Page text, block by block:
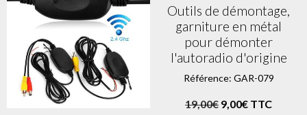
Outils de démontage,
garniture en métal
pour démonter
l'autoradio d'origine
Référence: GAR-079
19,00€ 9,00€ TTC